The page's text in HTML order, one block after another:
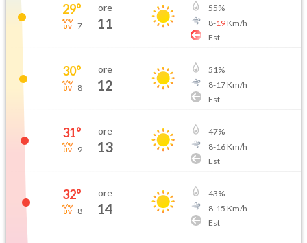
29°
7
ore
11
55%
8-19Km/h
Est
30°
8
ore
12
51%
8-17Km/h
Est
31°
9
ore
13
47%
8-16Km/h
Est
32°
8
ore
14
43%
8-15 Km/h
Est